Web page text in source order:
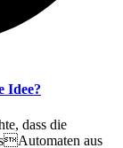
Idee?
dass die
aus